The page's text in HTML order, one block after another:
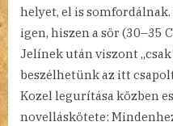
helyet, el is
igen, hiszen a sör (30–35
Jelínek után viszont
beszélhetünk az itt
Kozel legurítása közben
novelláskötete: